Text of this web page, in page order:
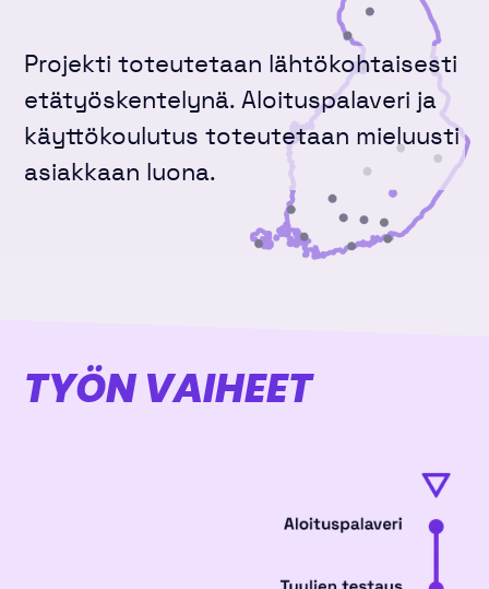
Projekti toteutetaan lähtökohtaisesti
etätyöskentelynä. Aloituspalaveri ja
käyttökoulutus toteutetaan mieluusti
asiakkaan luona.
TYÖN VAIHEET